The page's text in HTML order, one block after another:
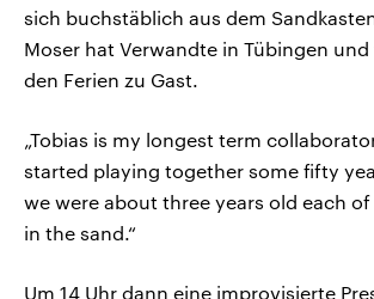
sich buchstäblich aus dem
Moser hat Verwandte in Tübingen
den Ferien zu Gast.
„Tobias is my longest term
started playing together some fifty
we were about three years old each of
in the sand.“
Um 14 Uhr dann eine improvisierte